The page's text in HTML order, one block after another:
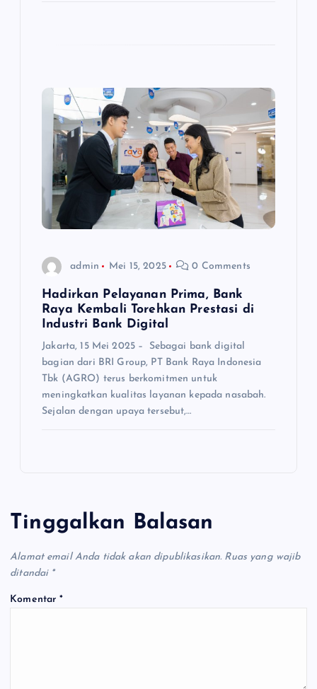
admin Mei 15, 2025 0 Comments
Hadirkan Pelayanan Prima, Bank
Raya Kembali Torehkan Prestasi di
Industri Bank Digital
Jakarta, 15 Mei 2025 – Sebagai bank digital
bagian dari BRI Group, PT Bank Raya Indonesia
Tbk (AGRO) terus berkomitmen untuk
meningkatkan kualitas layanan kepada nasabah.
Sejalan dengan upaya tersebut,…
Tinggalkan Balasan
Alamat email Anda tidak akan dipublikasikan. Ruas yang wajib
ditandai *
Komentar*